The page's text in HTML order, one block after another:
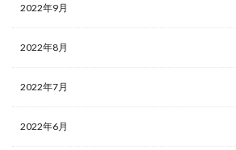
2022年9月
2022年8月
2022年7月
2022年6月